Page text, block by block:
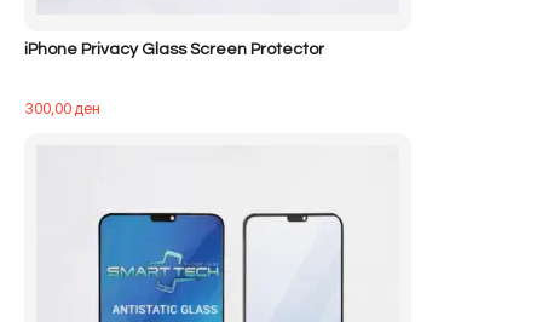
iPhone Privacy Glass Screen Protector
300,00ден